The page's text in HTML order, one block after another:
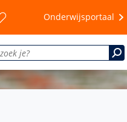
Onderwijsportaal